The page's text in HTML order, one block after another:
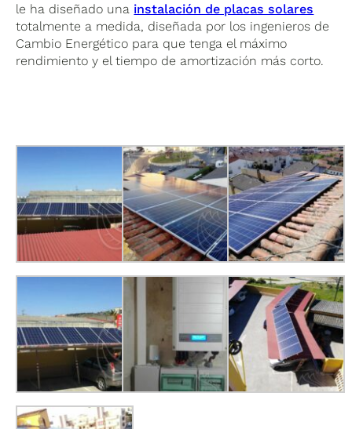
le ha diseñado una instalación de placas solares
totalmente a medida, diseñada por los ingenieros de
Cambio Energético para que tenga el máximo
rendimiento y el tiempo de amortización más corto.